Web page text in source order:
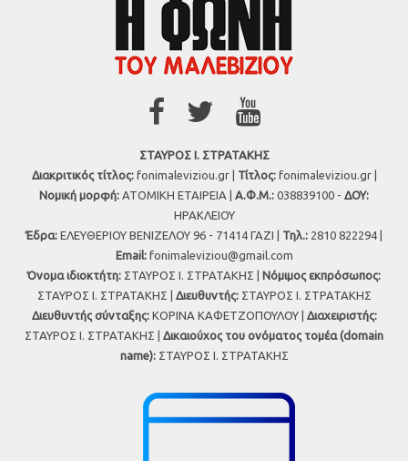
ΣΤΑΥΡΟΣ Ι. ΣΤΡΑΤΑΚΗΣ
Διακριτικός τίτλος:fonimaleviziou.gr | Τίτλος:fonimaleviziou.gr |
Νομική μορφή: ΑΤΟΜΙΚΗ ΕΤΑΙΡΕΙΑ | Α.Φ.Μ.: 038839100 - ΔΟΥ:
ΗΡΑΚΛΕΙΟΥ
Έδρα: ΕΛΕΥΘΕΡΙΟΥ ΒΕΝΙΖΕΛΟΥ 96 - 71414 ΓΑΖΙ | Τηλ.: 2810 822294 |
Εmail: fonimaleviziou@gmail.com
Όνομα ιδιοκτήτη: ΣΤΑΥΡΟΣ Ι. ΣΤΡΑΤΑΚΗΣ | Νόμιμος εκπρόσωπος:
ΣΤΑΥΡΟΣ Ι. ΣΤΡΑΤΑΚΗΣ | Διευθυντής:ΣΤΑΥΡΟΣ Ι. ΣΤΡΑΤΑΚΗΣ
Διευθυντής σύνταξης:ΚΟΡΙΝΑ ΚΑΦΕΤΖΟΠΟΥΛΟΥ | Διαχειριστής:
ΣΤΑΥΡΟΣ Ι. ΣΤΡΑΤΑΚΗΣ | Δικαιούχος του ονόματος τομέα (domain
name):ΣΤΑΥΡΟΣ Ι. ΣΤΡΑΤΑΚΗΣ